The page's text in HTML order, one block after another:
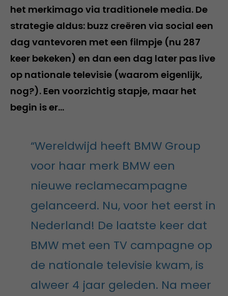
het merkimago via traditionele media. De
strategie aldus: buzz creëren via social een
dag vantevoren met een filmpje (nu 287
keer bekeken) en dan een dag later pas live
op nationale televisie (waarom eigenlijk,
nog?). Een voorzichtig stapje, maar het
begin is er…
“Wereldwijd heeft BMW Group
voor haar merk BMW een
nieuwe reclamecampagne
gelanceerd. Nu, voor het eerst in
Nederland! De laatste keer dat
BMW met een TV campagne op
de nationale televisie kwam, is
alweer 4 jaar geleden. Na meer